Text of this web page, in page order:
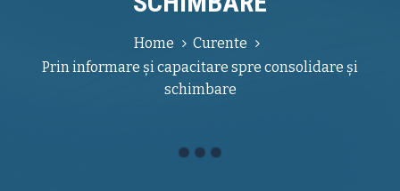
Home
Curente
Prin informare și capacitare spre consolidare și
schimbare